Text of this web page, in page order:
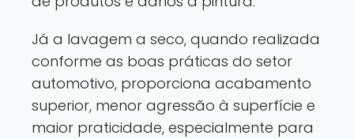
Já a lavagem a seco, quando realizada
conforme as boas práticas do setor
automotivo, proporciona acabamento
superior, menor agressão à superfície e
maior praticidade, especialmente para